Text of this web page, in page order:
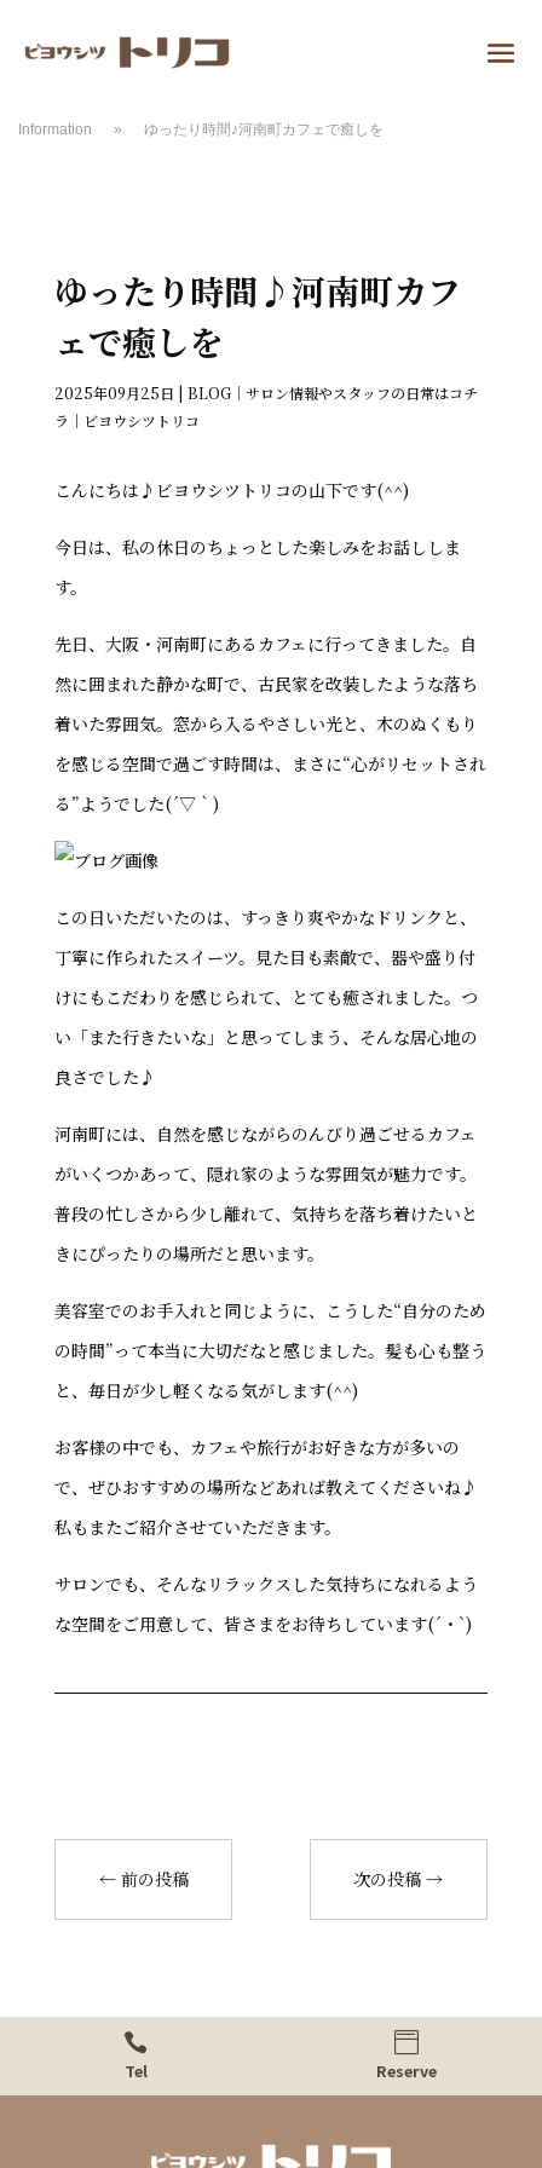
Information » ゆったり時間♪河南町カフェで癒しを
ゆったり時間♪河南町カフ
ェで癒しを
2025年09月25日 | BLOG｜サロン情報やスタッフの日常はコチ
ラ｜ビヨウシツトリコ
こんにちは♪ビヨウシツトリコの山下です(^^)
今日は、私の休日のちょっとした楽しみをお話ししま
す。
先日、大阪・河南町にあるカフェに行ってきました。自
然に囲まれた静かな町で、古民家を改装したような落ち
着いた雰囲気。窓から入るやさしい光と、木のぬくもり
を感じる空間で過ごす時間は、まさに“心がリセットされ
る”ようでした(´▽｀)
この日いただいたのは、すっきり爽やかなドリンクと、
丁寧に作られたスイーツ。見た目も素敵で、器や盛り付
けにもこだわりを感じられて、とても癒されました。つ
い「また行きたいな」と思ってしまう、そんな居心地の
良さでした♪
河南町には、自然を感じながらのんびり過ごせるカフェ
がいくつかあって、隠れ家のような雰囲気が魅力です。
普段の忙しさから少し離れて、気持ちを落ち着けたいと
きにぴったりの場所だと思います。
美容室でのお手入れと同じように、こうした“自分のため
の時間”って本当に大切だなと感じました。髪も心も整う
と、毎日が少し軽くなる気がします(^^)
お客様の中でも、カフェや旅行がお好きな方が多いの
で、ぜひおすすめの場所などあれば教えてくださいね♪
私もまたご紹介させていただきます。
サロンでも、そんなリラックスした気持ちになれるよう
な空間をご用意して、皆さまをお待ちしています(´・`)
← 前の投稿 次の投稿 →

Tel

Reserve